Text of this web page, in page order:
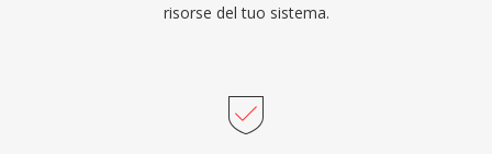
risorse del tuo sistema.